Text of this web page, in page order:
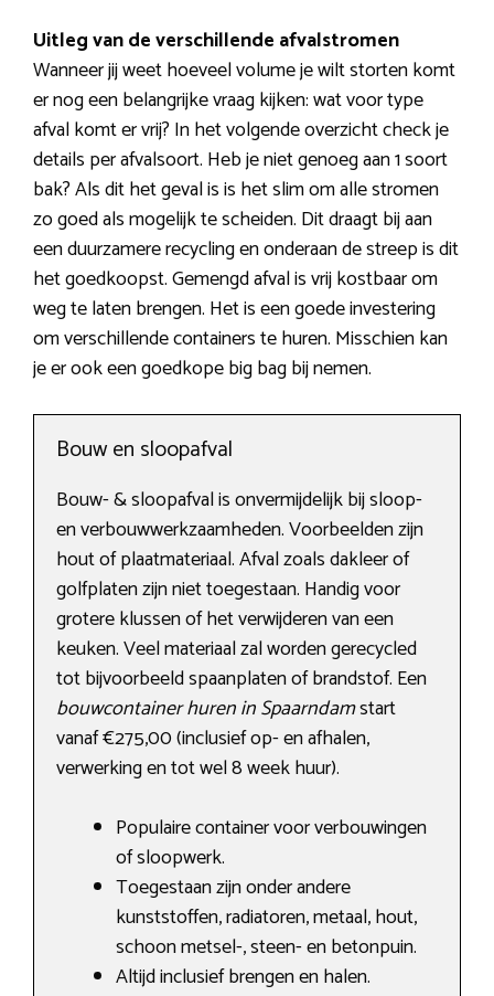
Uitleg van de verschillende afvalstromen
Wanneer jij weet hoeveel volume je wilt storten komt
er nog een belangrijke vraag kijken: wat voor type
afval komt er vrij? In het volgende overzicht check je
details per afvalsoort. Heb je niet genoeg aan 1 soort
bak? Als dit het geval is is het slim om alle stromen
zo goed als mogelijk te scheiden. Dit draagt bij aan
een duurzamere recycling en onderaan de streep is dit
het goedkoopst. Gemengd afval is vrij kostbaar om
weg te laten brengen. Het is een goede investering
om verschillende containers te huren. Misschien kan
je er ook een goedkope big bag bij nemen.
Bouw en sloopafval
Bouw- & sloopafval is onvermijdelijk bij sloop-
en verbouwwerkzaamheden. Voorbeelden zijn
hout of plaatmateriaal. Afval zoals dakleer of
golfplaten zijn niet toegestaan. Handig voor
grotere klussen of het verwijderen van een
keuken. Veel materiaal zal worden gerecycled
tot bijvoorbeeld spaanplaten of brandstof. Een
bouwcontainer huren in Spaarndamstart
vanaf €275,00 (inclusief op- en afhalen,
verwerking en tot wel 8 week huur).
Populaire container voor verbouwingen
of sloopwerk.
Toegestaan zijn onder andere
kunststoffen, radiatoren, metaal, hout,
schoon metsel-, steen- en betonpuin.
Altijd inclusief brengen en halen.